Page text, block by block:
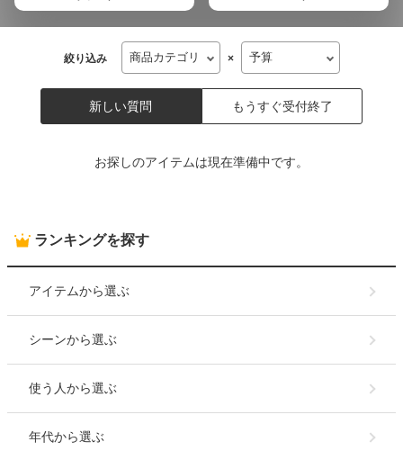
絞り込み ×
新しい質問 もうすぐ受付終了
お探しのアイテムは現在準備中です。
ランキングを探す
アイテムから選ぶ
シーンから選ぶ
使う人から選ぶ
年代から選ぶ